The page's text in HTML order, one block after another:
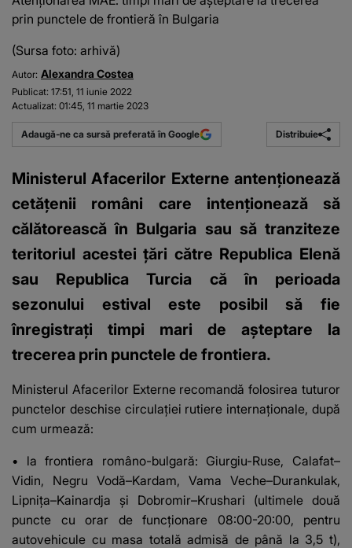
prin punctele de frontieră în Bulgaria
(Sursa foto: arhivă)
Autor: Alexandra Costea
Publicat: 17:51, 11 iunie 2022
Actualizat: 01:45, 11 martie 2023
Adaugă-ne ca sursă preferată în Google Distribuie
Ministerul Afacerilor Externe antenționează
cetățenii români care intenționează să
călătorească în Bulgaria sau să tranziteze
teritoriul acestei țări către Republica Elenă
sau Republica Turcia că în perioada
sezonului estival este posibil să fie
înregistrați timpi mari de așteptare la
trecerea prin punctele de frontiera.
Ministerul Afacerilor Externe recomandă folosirea tuturor
punctelor deschise circulației rutiere internaționale, după
cum urmează:
• la frontiera româno-bulgară: Giurgiu-Ruse, Calafat–
Vidin, Negru Vodă–Kardam, Vama Veche–Durankulak,
Lipnița–Kainardja și Dobromir–Krushari (ultimele două
puncte cu orar de funcționare 08:00-20:00, pentru
autovehicule cu masa totală admisă de până la 3,5 t),